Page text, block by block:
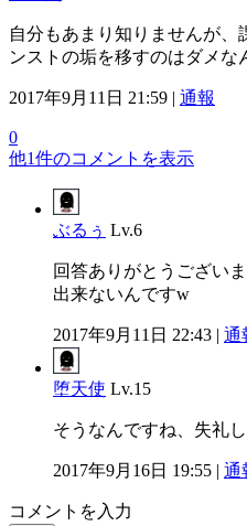
自分もあまり知りませんが
ンストの垢を移すのはダメな
2017年9月11日 21:59 | 通報
0
他1件のコメントを表示
ぶるぅ Lv.6
回答ありがとうござい
出来ないんですw
2017年9月11日 22:43 | 通
堕天使 Lv.15
そうなんですね、失礼し
2017年9月16日 19:55 | 通
コメントを入力